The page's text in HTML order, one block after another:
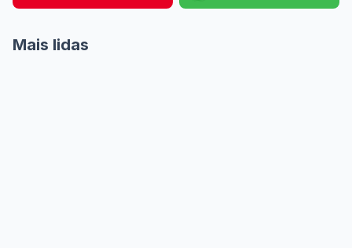
Mais lidas